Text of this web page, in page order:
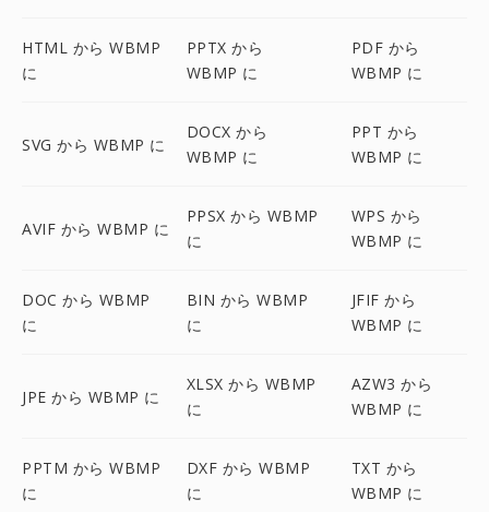
HTML から WBMP
に
PPTX から
WBMP に
PDF から
WBMP に
SVG から WBMP に
DOCX から
WBMP に
PPT から
WBMP に
AVIF から WBMP に
PPSX から WBMP
に
WPS から
WBMP に
DOC から WBMP
に
BIN から WBMP
に
JFIF から
WBMP に
JPE から WBMP に
XLSX から WBMP
に
AZW3 から
WBMP に
PPTM から WBMP
に
DXF から WBMP
に
TXT から
WBMP に